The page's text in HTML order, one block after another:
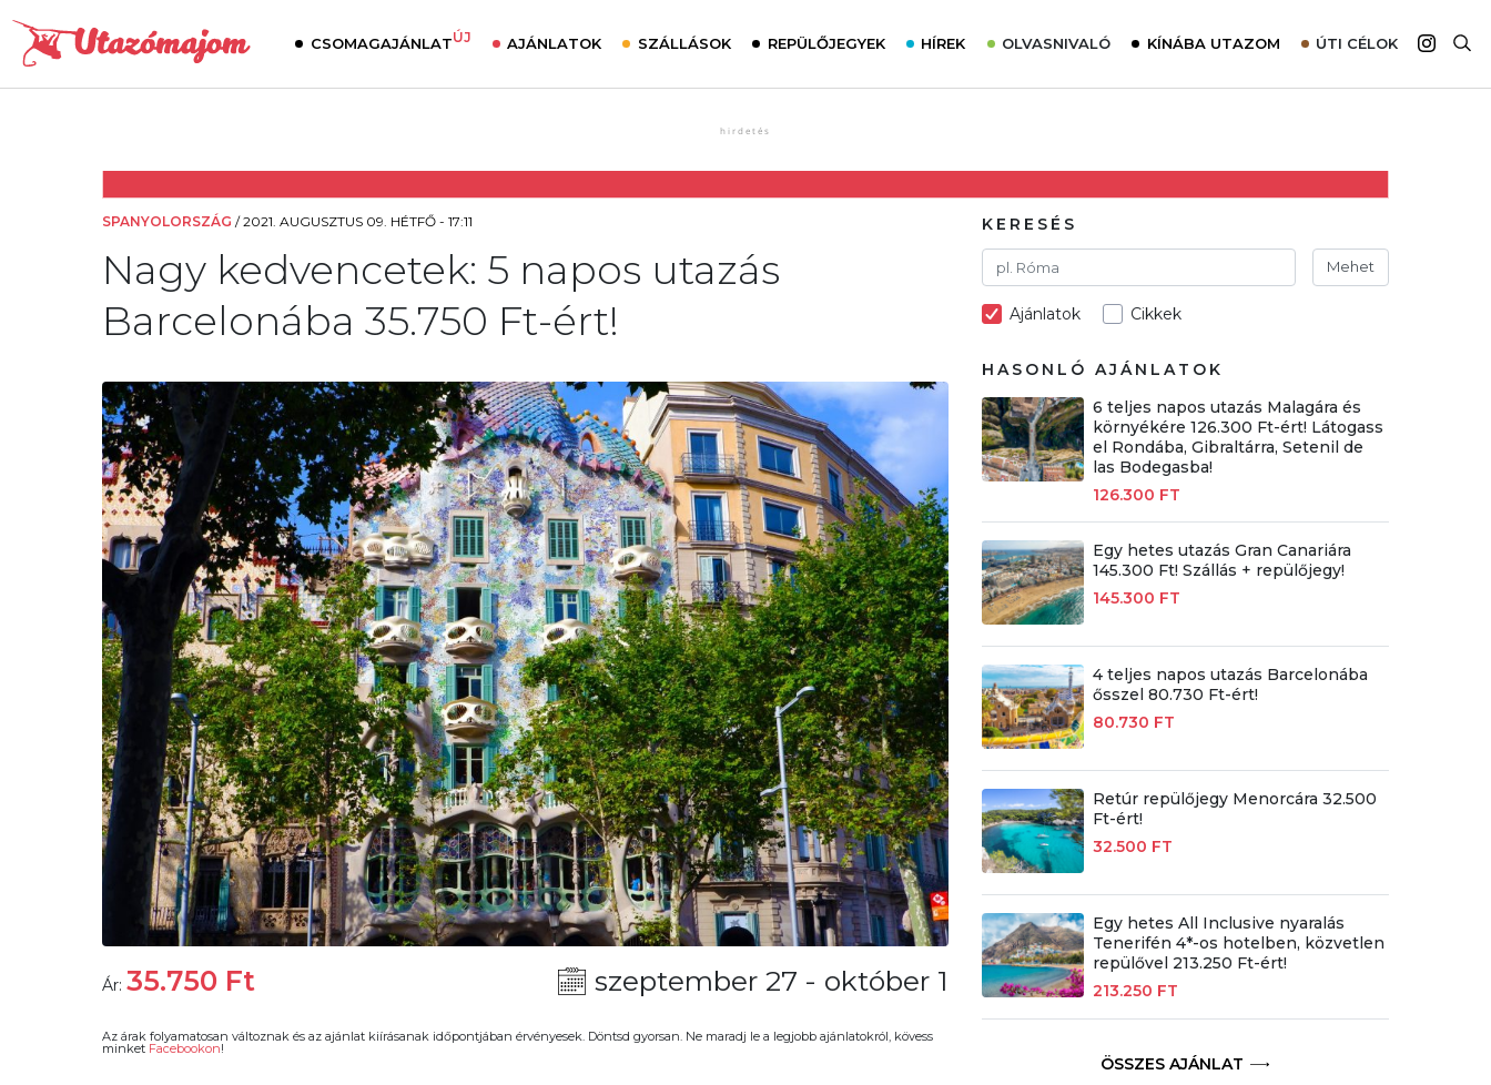
CSOMAGAJÁNLATÚJ AJÁNLATOK SZÁLLÁSOK REPÜLŐJEGYEK HÍREK OLVASNIVALÓ
Utazómajom – CitySIM kártya a világutazóknak
Élménybeszámolók
Szállodalátogatás
Sajtómegjelenések
KÍNÁBA UTAZOM ÚTI CÉLOK
Afrika
SPANYOLORSZÁG /2021. AUGUSZTUS 09. HÉTFŐ - 17:11
Nagy kedvencetek: 5 napos utazás
Barcelonába 35.750 Ft-ért!
Ár: 35.750 Ft szeptember 27 - október 1
Az árak folyamatosan változnak és az ajánlat kiírásanak időpontjában érvényesek. Döntsd gyorsan. Ne maradj le a legjobb ajánlatokról, kövess
minket Facebookon!
KERESÉS
Mehet
Ajánlatok Cikkek
HASONLÓ AJÁNLATOK
6 teljes napos utazás Malagára és
környékére 126.300 Ft-ért! Látogass
el Rondába, Gibraltárra, Setenil de
las Bodegasba!
126.300 FT
Egy hetes utazás Gran Canariára
145.300 Ft! Szállás + repülőjegy!
145.300 FT
4 teljes napos utazás Barcelonába
ősszel 80.730 Ft-ért!
80.730 FT
Retúr repülőjegy Menorcára 32.500
Ft-ért!
32.500 FT
Egy hetes All Inclusive nyaralás
Tenerifén 4*-os hotelben, közvetlen
repülővel 213.250 Ft-ért!
213.250 FT
ÖSSZES AJÁNLAT